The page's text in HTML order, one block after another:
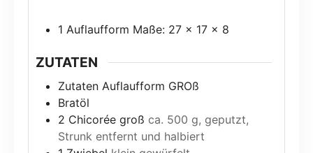
1 Auflaufform Maße: 27 x 17 x 8
ZUTATEN
Zutaten Auflaufform GROß
Bratöl
2 Chicorée groß ca. 500 g, geputzt,
Strunk entfernt und halbiert